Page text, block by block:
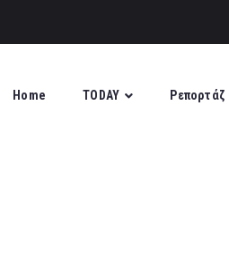
Home TODAY Ρεπορτάζ